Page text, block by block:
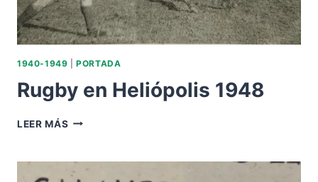
1940-1949 |PORTADA
Rugby en Heliópolis 1948
LEER MÁS RUGBY
1948